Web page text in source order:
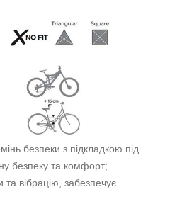
безпеки з підкладкою під
безпеку та комфорт;
вібрацію, забезпечує